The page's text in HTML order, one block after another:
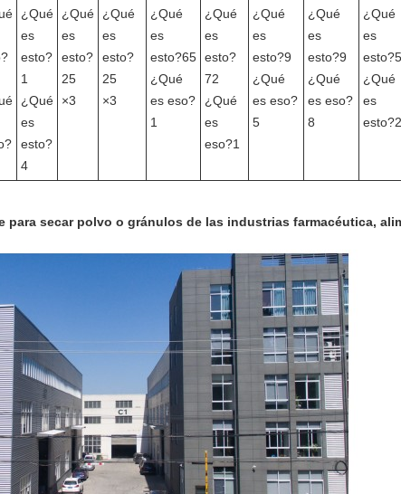
¿Qué
es
esto?
1
¿Qué
es
esto?
4
¿Qué
es
esto?
25
×3
¿Qué
es
esto?
25
×3
¿Qué
es
esto?65
¿Qué
es eso?
1
¿Qué
es
esto?
72
¿Qué
es
eso?1
¿Qué
es
esto?9
¿Qué
es eso?
5
¿Qué
es
esto?9
¿Qué
es eso?
8
¿Qué
es
¿Qué
es
esto?2
para secar polvo o gránulos de las industrias farmacéutica,